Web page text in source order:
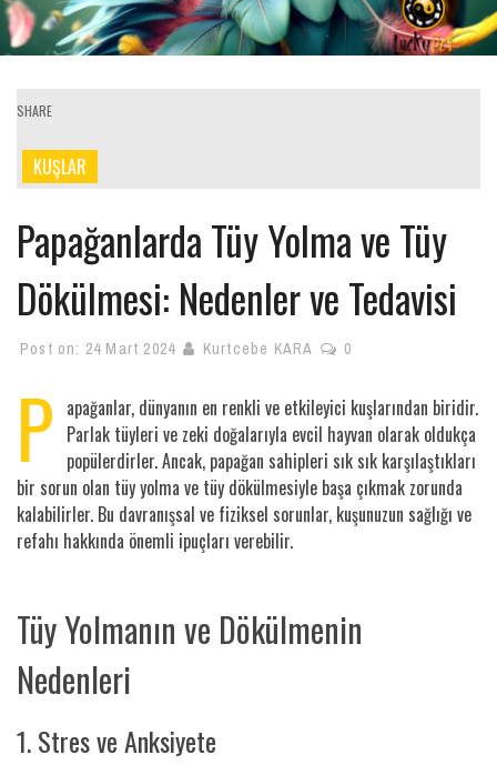
SHARE
KUŞLAR
Papağanlarda Tüy Yolma ve Tüy
Dökülmesi: Nedenler ve Tedavisi
Post on: 24 Mart 2024 Kurtcebe KARA 0
P apağanlar, dünyanın en renkli ve etkileyici kuşlarından biridir.
Parlak tüyleri ve zeki doğalarıyla evcil hayvan olarak oldukça
popülerdirler. Ancak, papağan sahipleri sık sık karşılaştıkları
bir sorun olan tüy yolma ve tüy dökülmesiyle başa çıkmak zorunda
kalabilirler. Bu davranışsal ve fiziksel sorunlar, kuşunuzun sağlığı ve
refahı hakkında önemli ipuçları verebilir.
Tüy Yolmanın ve Dökülmenin
Nedenleri
1. Stres ve Anksiyete